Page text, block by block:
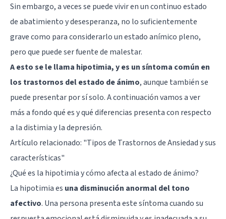
Sin embargo, a veces se puede vivir en un continuo estado
de abatimiento y desesperanza, no lo suficientemente
grave como para considerarlo un estado anímico pleno,
pero que puede ser fuente de malestar.
A esto se le llama hipotimia, y es un síntoma común en
los trastornos del estado de ánimo, aunque también se
puede presentar por sí solo. A continuación vamos a ver
más a fondo qué es y qué diferencias presenta con respecto
a la distimia y la depresión.
Artículo relacionado: "Tipos de Trastornos de Ansiedad y sus
características"
¿Qué es la hipotimia y cómo afecta al estado de ánimo?
La hipotimia es una disminución anormal del tono
afectivo. Una persona presenta este síntoma cuando su